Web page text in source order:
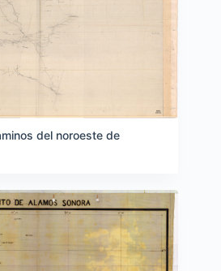
del noroeste de